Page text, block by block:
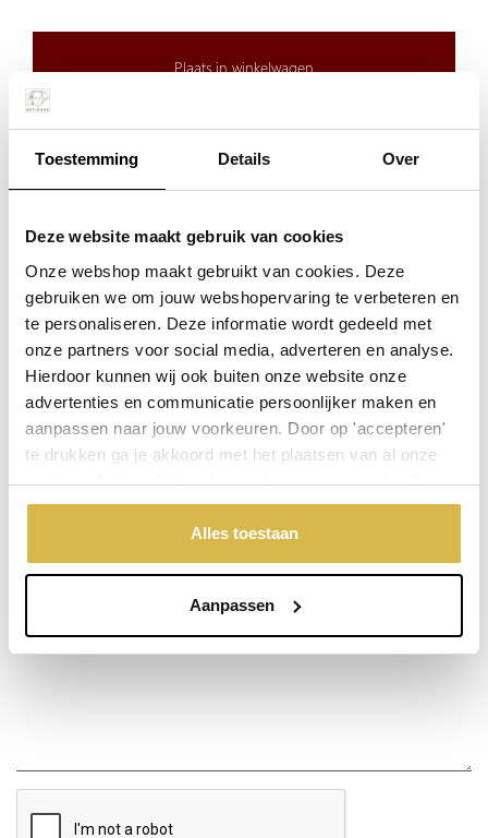
Toestemming Details Over
Deze website maakt gebruik van cookies
Onze webshop maakt gebruikt van cookies. Deze
gebruiken we om jouw webshopervaring te verbeteren en
te personaliseren. Deze informatie wordt gedeeld met
onze partners voor social media, adverteren en analyse.
Hierdoor kunnen wij ook buiten onze website onze
advertenties en communicatie persoonlijker maken en
aanpassen naar jouw voorkeuren. Door op 'accepteren'
te drukken ga je akkoord met het plaatsen van al onze
cookies. Je kunt bij 'cookievoorkeuren wijzigen' zelf
aangeven welke cookies jouw akkoord krijgen. En door te
'weigeren' worden alleen de functionele cookies
geplaatst. Bekijk onze cookieverklaring voor meer
Alles toestaan
Aanpassen
Plaats in winkelwagen
Garantie:
Niet goed, geld terug
Stel een vraag over dit product
Uw naam
Emailadres
Telefoonnummer
Uw vraag